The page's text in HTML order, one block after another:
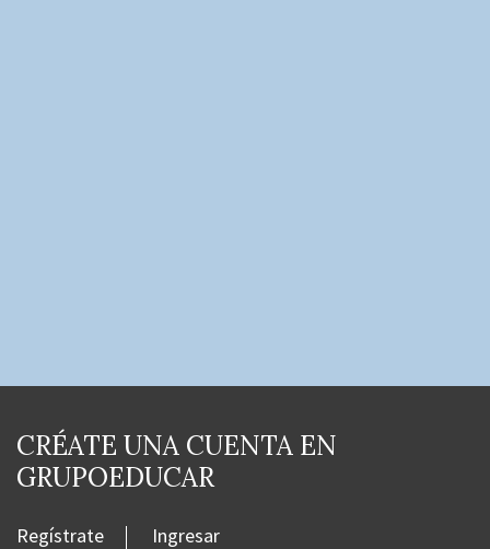
CRÉATE UNA CUENTA EN
GRUPOEDUCAR
Regístrate Ingresar